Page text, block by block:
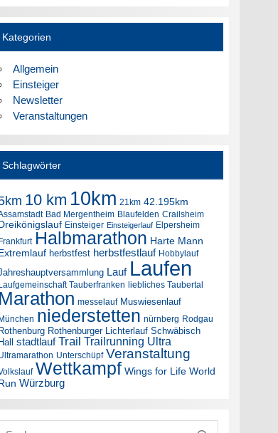
Kategorien
Allgemein
Einsteiger
Newsletter
Veranstaltungen
Schlagwörter
10 km 10km 21km 42.195km
Bad Mergentheim Blaufelden Crailsheim
Einsteiger Einsteigerlauf Elpersheim
Halbmarathon Harte Mann
herbstfest herbstfestlauf Hobbylauf
Lauf Laufen
Tauberfranken liebliches Taubertal
Marathon messelauf Muswiesenlauf
niederstetten nürnberg Rodgau
Rothenburger Lichterlauf Schwäbisch
stadtlauf Trail Trailrunning Ultra
Unterschüpf Veranstaltung
Wettkampf Wings for Life World
Würzburg